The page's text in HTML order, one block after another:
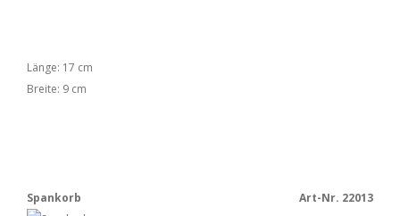
Länge: 17 cm
Breite: 9 cm
Spankorb Art-Nr. 22013